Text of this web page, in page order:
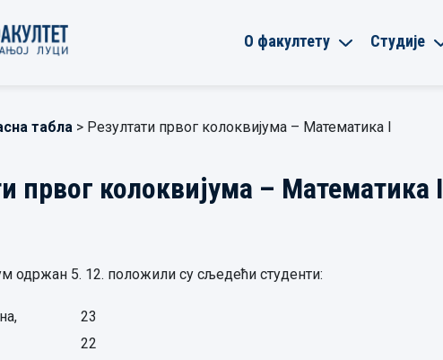
О факултету Студије
табла > Резултати првог колоквијума – Математика I
првог колоквијума – Математика I
одржан 5. 12. положили су сљедећи студенти:
23
22